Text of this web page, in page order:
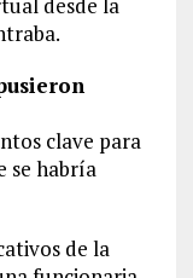
clave para
se habría
de la